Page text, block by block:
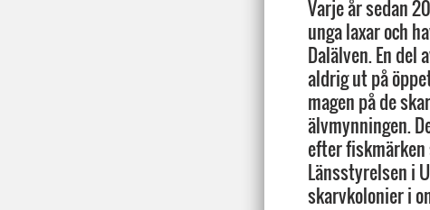
Varje år sedan
unga laxar och
Dalälven. En del
aldrig ut på
magen på de
älvmynningen.
efter fiskmärken
Länsstyrelsen i
skarvkolonier i